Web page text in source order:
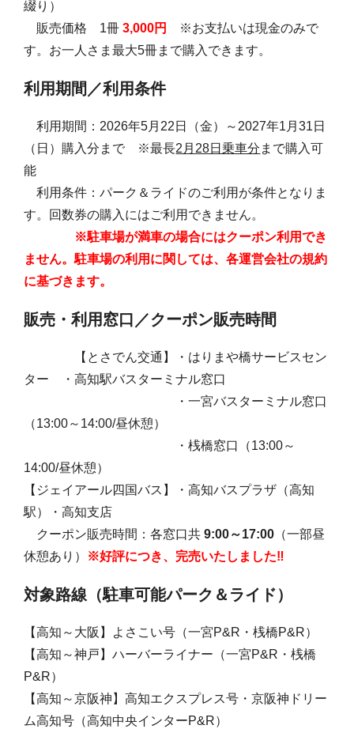
綴り）
販売価格 1冊 3,000円 ※お支払いは現金のみで
す。お一人さま最大5冊まで購入できます。
利用期間／利用条件
利用期間：2026年5月22日（金）～2027年1月31日
（日）購入分まで ※最長2月28日乗車分 まで購入可
能
利用条件：パーク＆ライドのご利用が条件となりま
す。回数券の購入にはご利用できません。
※駐車場が満車の場合にはクーポン利用でき
ません。駐車場の利用に関しては、各運営会社の規約
に基づきます。
販売・利用窓口／クーポン販売時間
【とさでん交通】・はりまや橋サービスセン
ター ・高知駅バスターミナル窓口
・一宮バスターミナル窓口
（13:00～14:00/昼休憩）
・桟橋窓口（13:00～
14:00/昼休憩）
【ジェイアール四国バス】・高知バスプラザ（高知
駅）・高知支店
クーポン販売時間：各窓口共9:00～17:00 （一部昼
休憩あり） ※好評につき、完売いたしました‼
対象路線 （駐車可能パーク＆ライド）
【高知～大阪】よさこい号（一宮P&R・桟橋P&R）
【高知～神戸】ハーバーライナー（一宮P&R・桟橋
P&R）
【高知～京阪神】高知エクスプレス号・京阪神ドリー
ム高知号（高知中央インターP&R）